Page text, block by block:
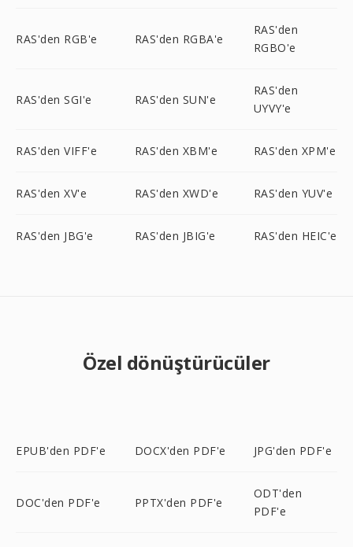
RAS'den RGB'e RAS'den RGBA'e
RAS'den
RGBO'e
RAS'den SGI'e RAS'den SUN'e
RAS'den
UYVY'e
RAS'den VIFF'e RAS'den XBM'e RAS'den XPM'e
RAS'den XV'e RAS'den XWD'e RAS'den YUV'e
RAS'den JBG'e RAS'den JBIG'e RAS'den HEIC'e
Özel dönüştürücüler
EPUB'den PDF'e DOCX'den PDF'e JPG'den PDF'e
DOC'den PDF'e PPTX'den PDF'e
ODT'den
PDF'e